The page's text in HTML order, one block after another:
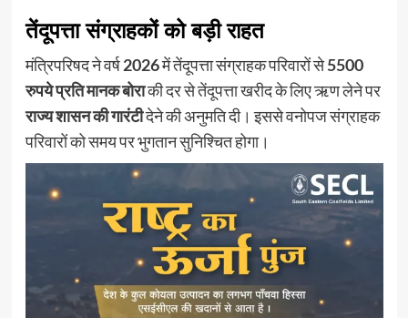
तेंदूपत्ता संग्राहकों को बड़ी राहत
मंत्रिपरिषद ने वर्ष2026में तेंदूपत्ता संग्राहक परिवारों से5500
रुपये प्रति मानक बोराकी दर से तेंदूपत्ता खरीद के लिए ऋण लेने पर
राज्य शासन की गारंटीदेने की अनुमति दी। इससे वनोपज संग्राहक
परिवारों को समय पर भुगतान सुनिश्चित होगा।